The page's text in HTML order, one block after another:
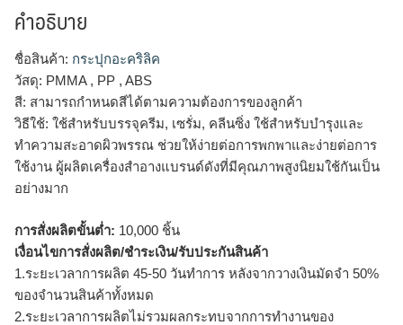
คำอธิบาย
ชื่อสินค้า: กระปุกอะคริลิค
วัสดุ: PMMA , PP , ABS
สี: สามารถกำหนดสีได้ตามความต้องการของลูกค้า
วิธีใช้: ใช้สำหรับบรรจุครีม, เซรั่ม, คลีนซิ่ง ใช้สำหรับบำรุงและ
ทำความสะอาดผิวพรรณ ช่วยให้ง่ายต่อการพกพาและง่ายต่อการ
ใช้งาน ผู้ผลิตเครื่องสำอางแบรนด์ดังที่มีคุณภาพสูงนิยมใช้กันเป็น
อย่างมาก
การสั่งผลิตขั้นต่ำ: 10,000 ชิ้น
เงื่อนไขการสั่งผลิต/ชำระเงิน/รับประกันสินค้า
1.ระยะเวลาการผลิต 45-50 วันทำการ หลังจากวางเงินมัดจำ 50%
ของจำนวนสินค้าทั้งหมด
2.ระยะเวลาการผลิตไม่รวมผลกระทบจากการทำงานของ